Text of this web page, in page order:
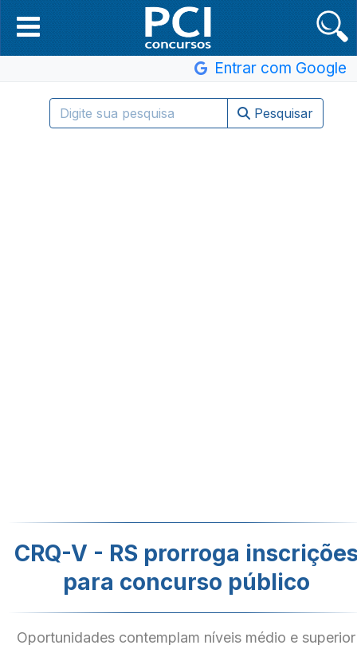
Entrar com Google
Pesquisar
CRQ-V - RS prorroga
para concurso público
Oportunidades contemplam níveis médio e superior